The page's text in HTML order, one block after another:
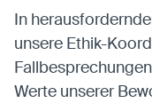
In
unsere Ethik-
Werte unserer